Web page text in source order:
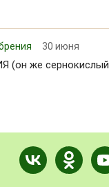
30 июня
(он же сернокислый